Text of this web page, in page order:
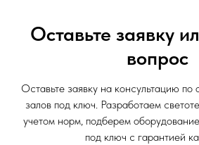
Оставьте заявку
вопрос
Оставьте заявку на консультацию
залов под ключ. Разработаем
учетом норм, подберем
под ключ с гарантией